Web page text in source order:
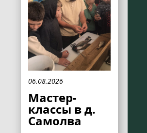
06.08.2026
Мастер-
классы в д.
Самолва